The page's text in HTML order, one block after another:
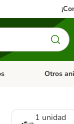
categoria abierto:Menú de
Otros
1 unidad